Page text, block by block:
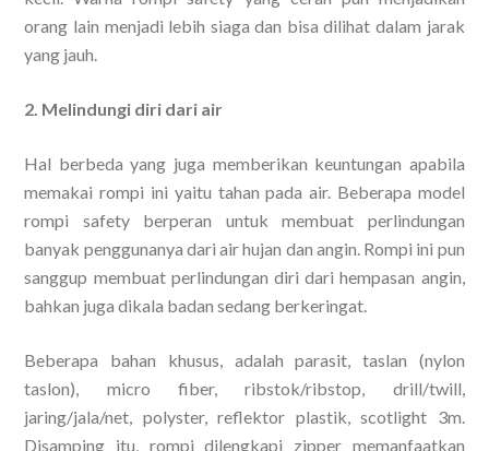
orang lain menjadi lebih siaga dan bisa dilihat dalam jarak
yang jauh.
2. Melindungi diri dari air
Hal berbeda yang juga memberikan keuntungan apabila
memakai rompi ini yaitu tahan pada air. Beberapa model
rompi safety berperan untuk membuat perlindungan
banyak penggunanya dari air hujan dan angin. Rompi ini pun
sanggup membuat perlindungan diri dari hempasan angin,
bahkan juga dikala badan sedang berkeringat.
Beberapa bahan khusus, adalah parasit, taslan (nylon
taslon), micro fiber, ribstok/ribstop, drill/twill,
jaring/jala/net, polyster, reflektor plastik, scotlight 3m.
Disamping itu, rompi dilengkapi zipper memanfaatkan